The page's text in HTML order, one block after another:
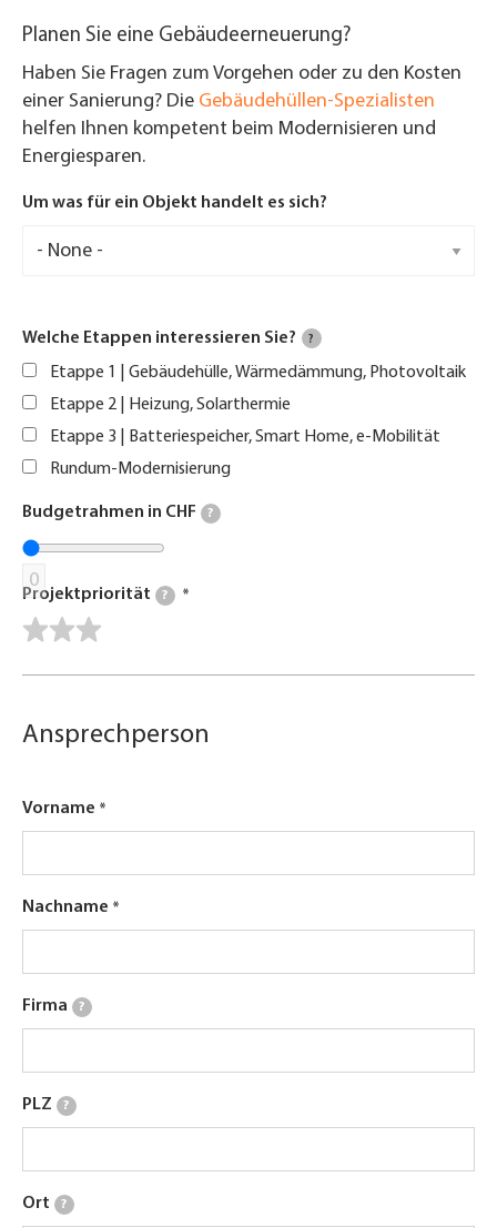
Planen Sie eine Gebäudeerneuerung?
Haben Sie Fragen zum Vorgehen oder zu den Kosten
einer Sanierung? Die Gebäudehüllen-Spezialisten
helfen Ihnen kompetent beim Modernisieren und
Energiesparen.
Um was für ein Objekt handelt es sich?
Welche Etappen interessieren Sie? ?
Etappe 1 | Gebäudehülle, Wärmedämmung, Photovoltaik
Etappe 2 | Heizung, Solarthermie
Etappe 3 | Batteriespeicher, Smart Home, e-Mobilität
Rundum-Modernisierung
Budgetrahmen in CHF ?
0
Projektpriorität ?
Ansprechperson
Vorname
Nachname
Firma ?
PLZ ?
Ort ?